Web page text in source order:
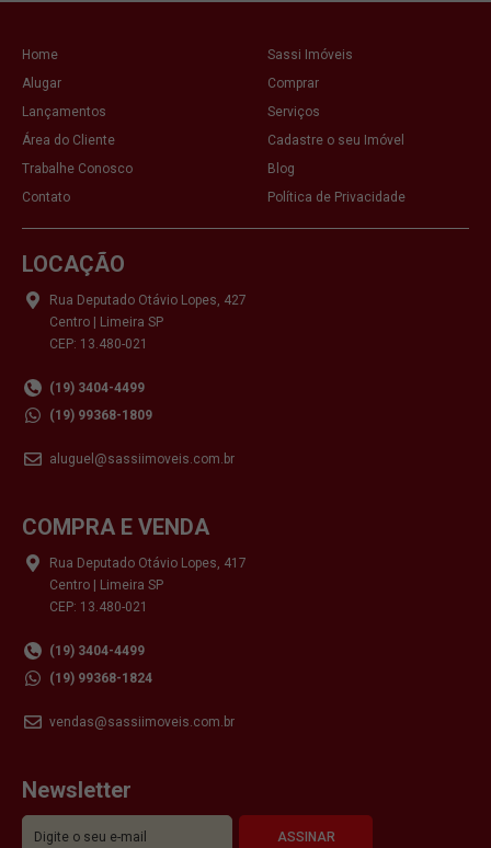
Home
Sassi Imóveis
Alugar
Comprar
Lançamentos
Serviços
Área do Cliente
Cadastre o seu Imóvel
Trabalhe Conosco
Blog
Contato
Política de Privacidade
LOCAÇÃO
Rua Deputado Otávio Lopes, 427
Centro | Limeira SP
CEP: 13.480-021
(19) 3404-4499
(19) 99368-1809
aluguel@sassiimoveis.com.br
COMPRA E VENDA
Rua Deputado Otávio Lopes, 417
Centro | Limeira SP
CEP: 13.480-021
(19) 3404-4499
(19) 99368-1824
vendas@sassiimoveis.com.br
Newsletter